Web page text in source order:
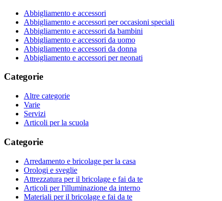
Abbigliamento e accessori
Abbigliamento e accessori per occasioni speciali
Abbigliamento e accessori da bambini
Abbigliamento e accessori da uomo
Abbigliamento e accessori da donna
Abbigliamento e accessori per neonati
Categorie
Altre categorie
Varie
Servizi
Articoli per la scuola
Categorie
Arredamento e bricolage per la casa
Orologi e sveglie
Attrezzatura per il bricolage e fai da te
Articoli per l'illuminazione da interno
Materiali per il bricolage e fai da te